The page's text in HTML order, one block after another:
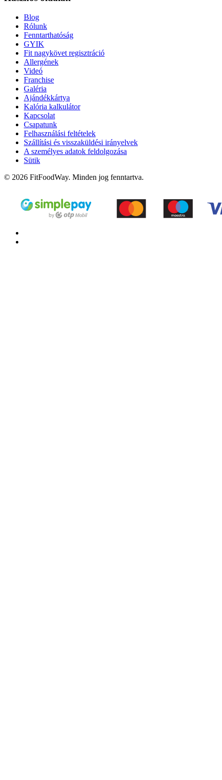
Blog
Rólunk
Fenntarthatóság
GYIK
Fit nagykövet regisztráció
Allergének
Videó
Franchise
Galéria
Ajándékkártya
Kalória kalkulátor
Kapcsolat
Csapatunk
Felhasználási feltételek
Szállítási és visszaküldési irányelvek
A személyes adatok feldolgozása
Sütik
© 2026 FitFoodWay. Minden jog fenntartva.